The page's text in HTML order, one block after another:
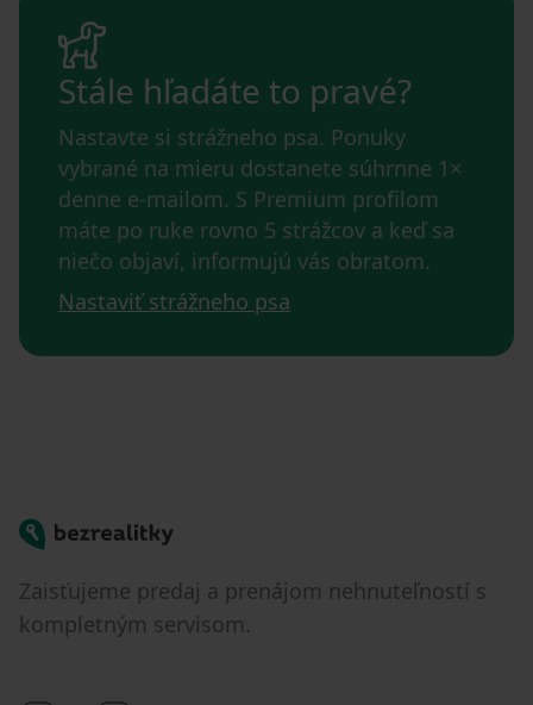
Stále hľadáte to pravé?
Nastavte si strážneho psa. Ponuky
vybrané na mieru dostanete súhrnne 1×
denne e-mailom. S Premium profilom
máte po ruke rovno 5 strážcov a keď sa
niečo objaví, informujú vás obratom.
Nastaviť strážneho psa
Bezrealitky
Zaisťujeme predaj a prenájom nehnuteľností s
kompletným servisom.